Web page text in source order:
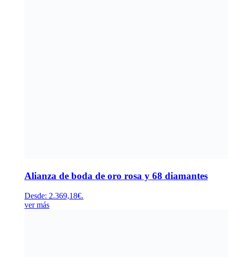
Alianza de boda de oro rosa y 68 diamantes
Desde: 2.369,18€.
ver más